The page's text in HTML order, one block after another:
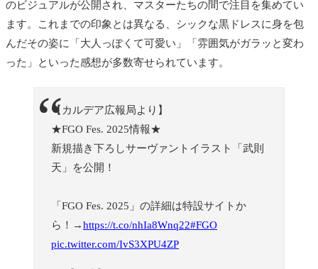
のビジュアルが公開され、マスターたちの間で注目を集めてい
ます。これまでの印象とは異なる、シックな黒ドレスに身を包
んだその姿に「大人っぽくて可愛い」「雰囲気がガラッと変わ
った」といった感想が多数寄せられています。
【カルデア広報局より】
★FGO Fes. 2025情報★
新規描き下ろしサーヴァントイラスト「武則
天」を公開！
「FGO Fes. 2025」の詳細は特設サイトか
ら！→https://t.co/nhIa8Wnq22#FGO
pic.twitter.com/IvS3XPU4ZP